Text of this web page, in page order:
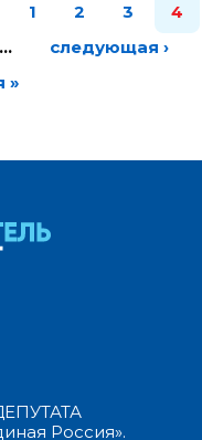
1 2 3
4
…
следующая ›
»
Россия».